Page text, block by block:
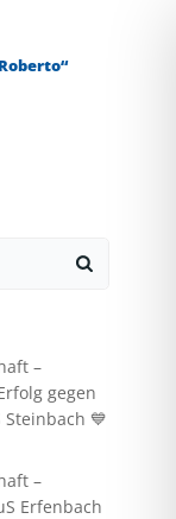
–
gegen
Steinbach 💙
–
Erfenbach